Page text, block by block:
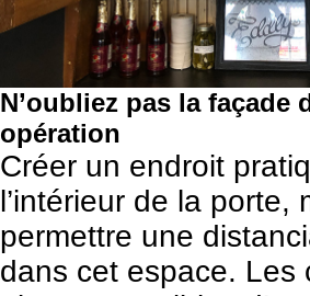
N’oubliez pas la façade
opération
Créer un endroit
l’intérieur de la porte,
permettre une
dans cet espace. Les